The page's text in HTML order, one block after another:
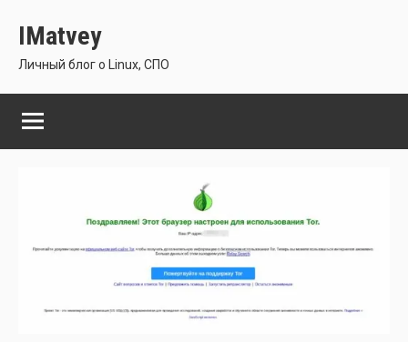
содержимому
IMatvey
Личный блог о Linux, СПО